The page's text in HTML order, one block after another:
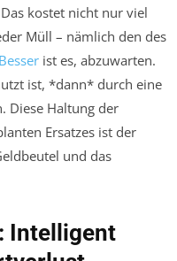
kostet nicht nur viel
Müll – nämlich den des
Besser ist es, abzuwarten.
ist, *dann* durch eine
Diese Haltung der
Ersatzes ist der
und das
Intelligent